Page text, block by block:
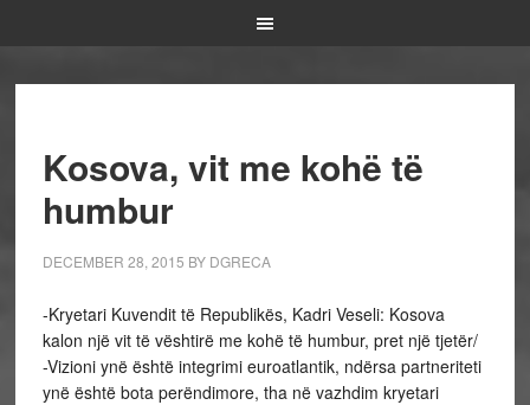
Kosova, vit me kohë të
humbur
DECEMBER 28, 2015 BY DGRECA
-Kryetari Kuvendit të Republikës, Kadri Veseli: Kosova
kalon një vit të vështirë me kohë të humbur, pret një tjetër/
-Vizioni ynë është integrimi euroatlantik, ndërsa partneriteti
ynë është bota perëndimore, tha në vazhdim kryetari